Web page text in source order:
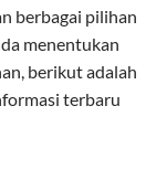
anggota
Telkomsel One.
bisa langsung
serta syarat
ini dapat diubah
berbagai pilihan
menentukan
berikut adalah
terbaru